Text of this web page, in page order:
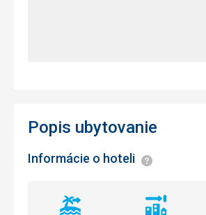
Popis ubytovanie
Informácie o hoteli Informácie
Vzdialenosť
Vzdialenosť